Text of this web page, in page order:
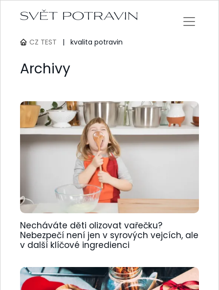
CZ TEST | kvalita potravin
Archivy
Necháváte děti olizovat vařečku?
Nebezpečí není jen v syrových vejcích, ale
v další klíčové ingredienci